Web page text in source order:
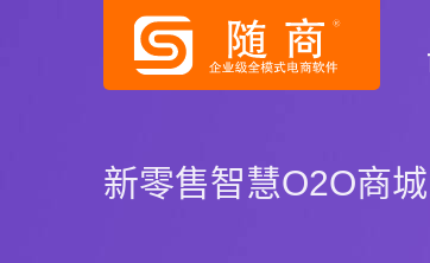
随商国际版商城系统